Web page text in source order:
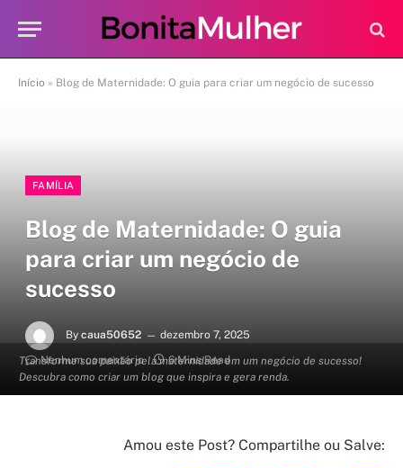
Início » Blog de Maternidade: O guia para criar um negócio de sucesso
Transforme sua paixão pela maternidade em um negócio de sucesso!
Descubra como criar um blog que inspira e gera renda.
FAMÍLIA
Blog de Maternidade: O guia
para criar um negócio de
sucesso
By caua50652
dezembro 7, 2025
Nenhum comentário
6 Mins Read
Amou este Post? Compartilhe ou Salve: